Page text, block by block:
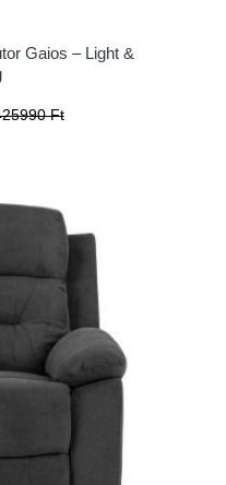
Gaios – Light &
Ft